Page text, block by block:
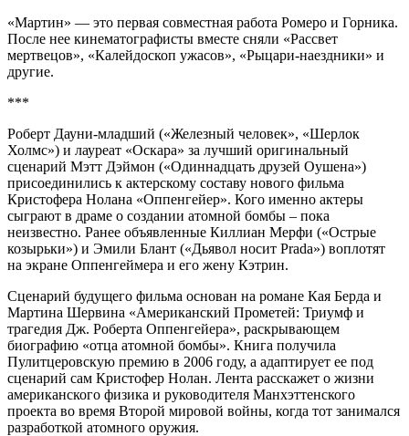
«Мартин» — это первая совместная работа Ромеро и Горника.
После нее кинематографисты вместе сняли «Рассвет
мертвецов», «Калейдоскоп ужасов», «Рыцари-наездники» и
другие.
***
Роберт Дауни-младший («Железный человек», «Шерлок
Холмс») и лауреат «Оскара» за лучший оригинальный
сценарий Мэтт Дэймон («Одиннадцать друзей Оушена»)
присоединились к актерскому составу нового фильма
Кристофера Нолана «Оппенгейер». Кого именно актеры
сыграют в драме о создании атомной бомбы – пока
неизвестно. Ранее объявленные Киллиан Мерфи («Острые
козырьки») и Эмили Блант («Дьявол носит Prada») воплотят
на экране Оппенгеймера и его жену Кэтрин.
Сценарий будущего фильма основан на романе Кая Берда и
Мартина Шервина «Американский Прометей: Триумф и
трагедия Дж. Роберта Оппенгейера», раскрывающем
биографию «отца атомной бомбы». Книга получила
Пулитцеровскую премию в 2006 году, а адаптирует ее под
сценарий сам Кристофер Нолан. Лента расскажет о жизни
американского физика и руководителя Манхэттенского
проекта во время Второй мировой войны, когда тот занимался
разработкой атомного оружия.